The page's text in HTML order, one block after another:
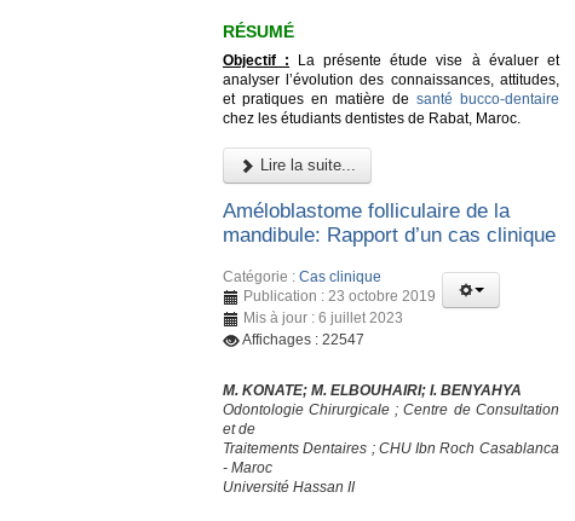
RÉSUMÉ
Objectif : La présente étude vise à évaluer et
analyser l’évolution des connaissances, attitudes,
et pratiques en matière de santé bucco-dentaire
chez les étudiants dentistes de Rabat, Maroc.
Lire la suite...
Améloblastome folliculaire de la
mandibule: Rapport d’un cas clinique
Catégorie : Cas clinique
Publication : 23 octobre 2019
Mis à jour : 6 juillet 2023
Affichages : 22547
M. KONATE; M. ELBOUHAIRI; I. BENYAHYA
Odontologie Chirurgicale ; Centre de Consultation
et de
Traitements Dentaires ; CHU Ibn Roch Casablanca
- Maroc
Université Hassan II